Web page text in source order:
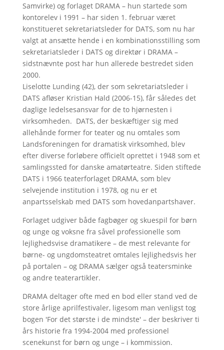
Samvirke) og forlaget DRAMA – hun startede som
kontorelev i 1991 – har siden 1. februar været
konstitueret sekretariatsleder for DATS, som nu har
valgt at ansætte hende i en kombinationsstilling som
sekretariatsleder i DATS og direktør i DRAMA –
sidstnævnte post har hun allerede bestredet siden
2000.
Liselotte Lunding (42), der som sekretariatsleder i
DATS afløser Kristian Hald (2006-15), får således det
daglige ledelsesansvar for de to hjørnesten i
virksomheden. DATS, der beskæftiger sig med
allehånde former for teater og nu omtales som
Landsforeningen for dramatisk virksomhed, blev
efter diverse forløbere officielt oprettet i 1948 som et
samlingssted for danske amatørteatre. Siden stiftede
DATS i 1966 teaterforlaget DRAMA, som blev
selvejende institution i 1978, og nu er et
anpartsselskab med DATS som hovedanpartshaver.
Forlaget udgiver både fagbøger og skuespil for børn
og unge og voksne fra såvel professionelle som
lejlighedsvise dramatikere – de mest relevante for
børne- og ungdomsteatret omtales lejlighedsvis her
på portalen – og DRAMA sælger også teatersminke
og andre teaterartikler.
DRAMA deltager ofte med en bod eller stand ved de
store årlige aprilfestivaler, ligesom man venligst tog
bogen 'For det største i de mindste' – der beskriver ti
års historie fra 1994-2004 med professionel
scenekunst for børn og unge – i kommission.